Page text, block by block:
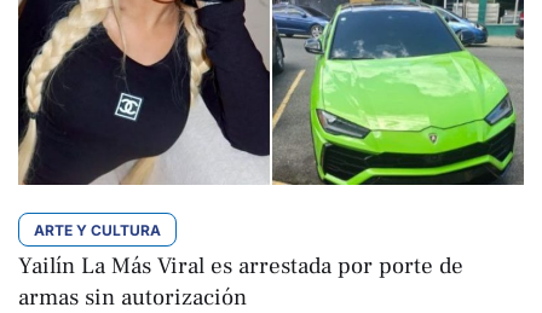
ARTE Y CULTURA
Yailín La Más Viral es arrestada por porte de
armas sin autorización